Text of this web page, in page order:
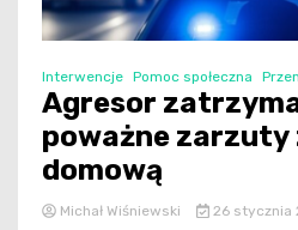
Interwencje Pomoc społeczna
Agresor
poważne zarzuty
domową
Michał Wiśniewski 26 stycznia